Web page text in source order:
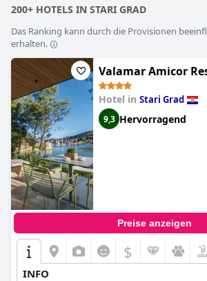
200+ HOTELS IN STARI GRAD
Das Ranking kann durch die Provisionen
erhalten.
Valamar Amicor
Hotel in Stari Grad
9,3 Hervorragend
Preise anzeigen
$
INFO